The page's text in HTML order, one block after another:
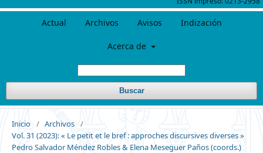
Actual Archivos Avisos Indización
Acerca de
Buscar
Inicio / Archivos /
Vol. 31 (2023): « Le petit et le bref : approches discursives diverses »
Pedro Salvador Méndez Robles & Elena Meseguer Paños (coords.)